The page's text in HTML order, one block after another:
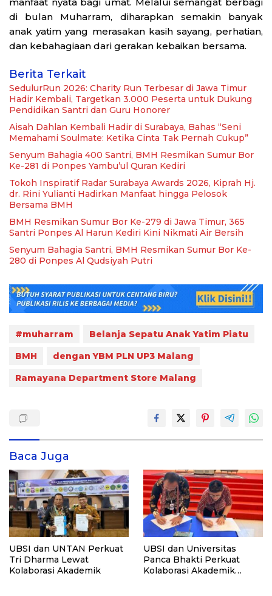
di bulan Muharram, diharapkan semakin banyak
anak yatim yang merasakan kasih sayang, perhatian,
dan kebahagiaan dari gerakan kebaikan bersama.
Berita Terkait
SedulurRun 2026: Charity Run Terbesar di Jawa Timur
Hadir Kembali, Targetkan 3.000 Peserta untuk Dukung
Pendidikan Santri dan Guru Honorer
Aisah Dahlan Kembali Hadir di Surabaya, Bahas “Seni
Memahami Soulmate: Ketika Cinta Tak Pernah Cukup”
Senyum Bahagia 400 Santri, BMH Resmikan Sumur Bor
Ke-281 di Ponpes Yambu’ul Quran Kediri
Tokoh Inspiratif Radar Surabaya Awards 2026, Kiprah Hj.
dr. Rini Yulianti Hadirkan Manfaat hingga Pelosok
Bersama BMH
BMH Resmikan Sumur Bor Ke-279 di Jawa Timur, 365
Santri Ponpes Al Harun Kediri Kini Nikmati Air Bersih
Senyum Bahagia Santri, BMH Resmikan Sumur Bor Ke-
280 di Ponpes Al Qudsiyah Putri
#muharram
Belanja Sepatu Anak Yatim Piatu
BMH
dengan YBM PLN UP3 Malang
Ramayana Department Store Malang
Baca Juga
UBSI dan UNTAN Perkuat
Tri Dharma Lewat
Kolaborasi Akademik
UBSI dan Universitas
Panca Bhakti Perkuat
Kolaborasi Akademik